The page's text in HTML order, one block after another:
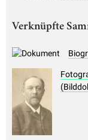
Verknüpfte